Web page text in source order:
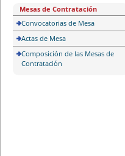
Mesas de Contratación
Convocatorias de Mesa
Actas de Mesa
Composición de las Mesas de
Contratación